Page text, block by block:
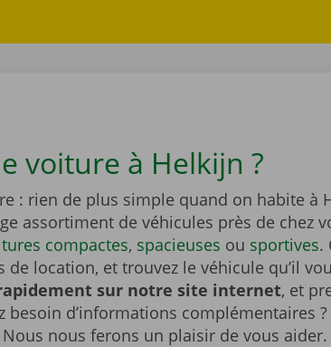
voiture à Helkijn ?
: rien de plus simple quand on habite à
assortiment de véhicules près de chez
compactes, spacieuses ou sportives.
de location, et trouvez le véhicule qu’il
sur notre site internet, et
besoin d’informations complémentaires ?
nous ferons un plaisir de vous aider.